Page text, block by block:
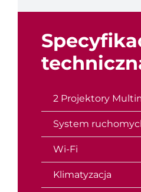
2 Projektory
System
Wi-Fi
Klimatyzacja